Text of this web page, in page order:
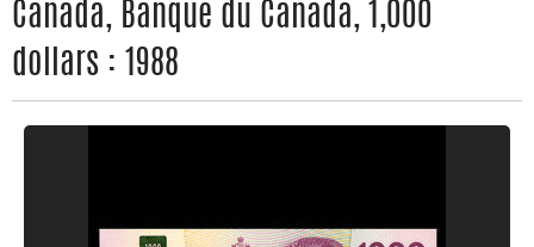
Canada, Banque du Canada, 1,000
dollars : 1988